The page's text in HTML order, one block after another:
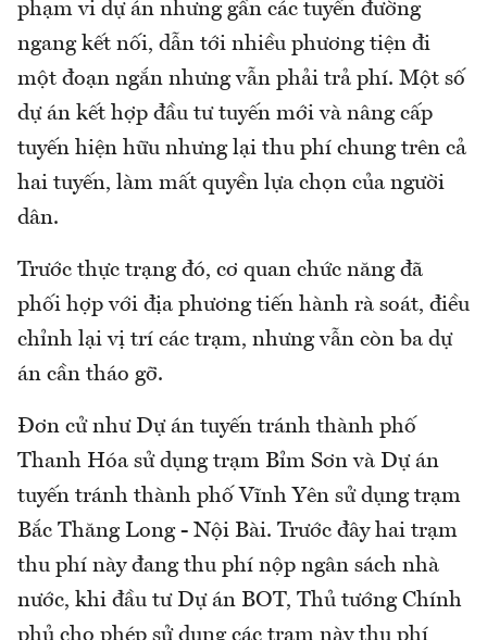
phạm vi dự án nhưng gần các tuyến đường
ngang kết nối, dẫn tới nhiều phương tiện đi
một đoạn ngắn nhưng vẫn phải trả phí. Một số
dự án kết hợp đầu tư tuyến mới và nâng cấp
tuyến hiện hữu nhưng lại thu phí chung trên cả
hai tuyến, làm mất quyền lựa chọn của người
dân.
Trước thực trạng đó, cơ quan chức năng đã
phối hợp với địa phương tiến hành rà soát, điều
chỉnh lại vị trí các trạm, nhưng vẫn còn ba dự
án cần tháo gỡ.
Đơn cử như Dự án tuyến tránh thành phố
Thanh Hóa sử dụng trạm Bỉm Sơn và Dự án
tuyến tránh thành phố Vĩnh Yên sử dụng trạm
Bắc Thăng Long - Nội Bài. Trước đây hai trạm
thu phí này đang thu phí nộp ngân sách nhà
nước, khi đầu tư Dự án BOT, Thủ tướng Chính
phủ cho phép sử dụng các trạm này thu phí